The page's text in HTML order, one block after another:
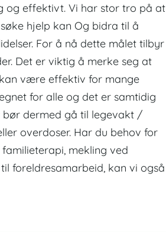
og effektivt. Vi har stor tro på at
hjelp kan Og bidra til å
For å nå dette målet tilbyr
Det er viktig å merke seg at
være effektiv for mange
for alle og det er samtidig
dermed gå til legevakt /
overdoser. Har du behov for
mekling ved
foreldresamarbeid, kan vi også